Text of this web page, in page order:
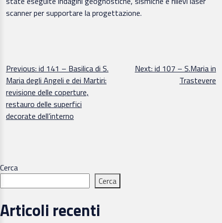
scanner per supportare la progettazione.
Navigazione
articoli
Previous: id 141 – Basilica di S.
Maria degli Angeli e dei Martiri:
revisione delle coperture,
restauro delle superfici
decorate dell’interno
Next: id 107 – S.Maria in
Trastevere
Cerca
Cerca
Articoli recenti